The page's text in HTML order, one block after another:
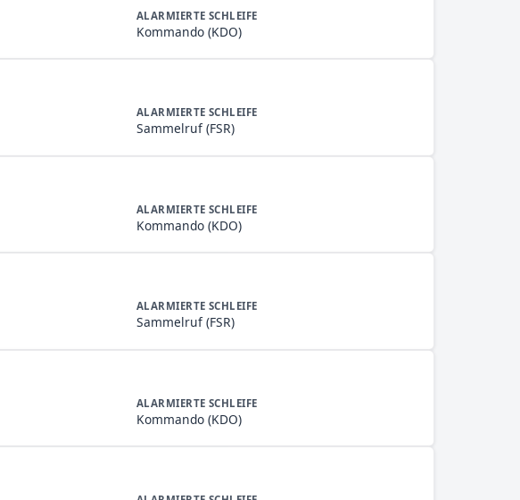
ALARMIERTE SCHLEIFE
Kommando (KDO)
ALARMIERTE SCHLEIFE
Sammelruf (FSR)
ALARMIERTE SCHLEIFE
Kommando (KDO)
ALARMIERTE SCHLEIFE
Sammelruf (FSR)
ALARMIERTE SCHLEIFE
Kommando (KDO)